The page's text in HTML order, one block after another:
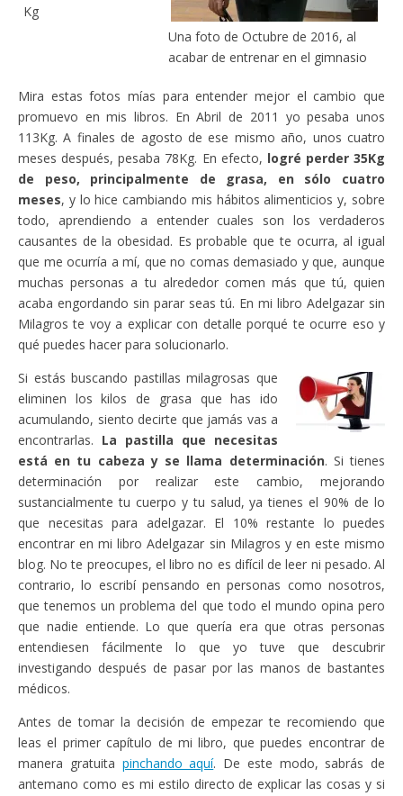
Kg
Una foto de Octubre de 2016, al
acabar de entrenar en el gimnasio
Mira estas fotos mías para entender mejor el cambio que
promuevo en mis libros. En Abril de 2011 yo pesaba unos
113Kg. A finales de agosto de ese mismo año, unos cuatro
meses después, pesaba 78Kg. En efecto, logré perder 35Kg
de peso, principalmente de grasa, en sólo cuatro
meses, y lo hice cambiando mis hábitos alimenticios y, sobre
todo, aprendiendo a entender cuales son los verdaderos
causantes de la obesidad. Es probable que te ocurra, al igual
que me ocurría a mí, que no comas demasiado y que, aunque
muchas personas a tu alrededor comen más que tú, quien
acaba engordando sin parar seas tú. En mi libro Adelgazar sin
Milagros te voy a explicar con detalle porqué te ocurre eso y
qué puedes hacer para solucionarlo.
Si estás buscando pastillas milagrosas que
eliminen los kilos de grasa que has ido
acumulando, siento decirte que jamás vas a
encontrarlas. La pastilla que necesitas
está en tu cabeza y se llama determinación. Si tienes
determinación por realizar este cambio, mejorando
sustancialmente tu cuerpo y tu salud, ya tienes el 90% de lo
que necesitas para adelgazar. El 10% restante lo puedes
encontrar en mi libro Adelgazar sin Milagros y en este mismo
blog. No te preocupes, el libro no es difícil de leer ni pesado. Al
contrario, lo escribí pensando en personas como nosotros,
que tenemos un problema del que todo el mundo opina pero
que nadie entiende. Lo que quería era que otras personas
entendiesen fácilmente lo que yo tuve que descubrir
investigando después de pasar por las manos de bastantes
médicos.
Antes de tomar la decisión de empezar te recomiendo que
leas el primer capítulo de mi libro, que puedes encontrar de
manera gratuita pinchando aquí. De este modo, sabrás de
antemano como es mi estilo directo de explicar las cosas y si